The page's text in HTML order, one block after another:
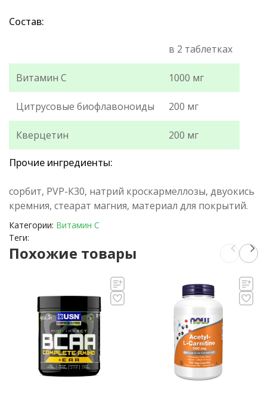
Состав:
в 2 таблетках
Витамин С 1000 мг
Цитрусовые биофлавоноиды 200 мг
Кверцетин 200 мг
Прочие ингредиенты:
сорбит, PVP-К30, натрий кроскармеллозы, двуокись
кремния, стеарат магния, материал для покрытий.
Категории: Витамин C
Теги:
Похожие товары